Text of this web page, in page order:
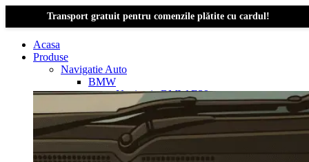
Transport gratuit pentru comenzile plătite cu cardul!
Acasa
Produse
Navigatie Auto
BMW
Navigație BMW E39
Navigatie Bmw E46
Navigatie Bmw E87
Navigatie Bmw E90
Navigatie Bmw E91
Navigatie Bmw F10